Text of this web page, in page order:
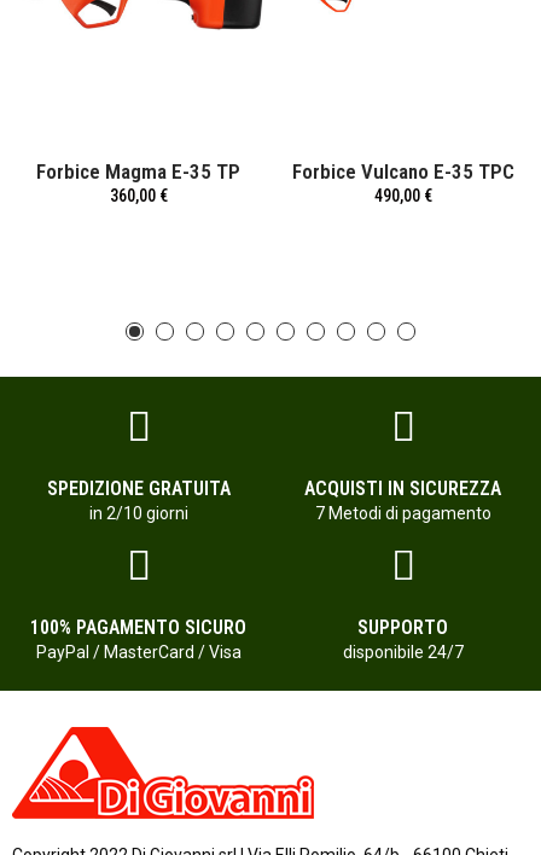
Forbice Magma E-35 TP
360,00 €
Forbice Vulcano E-35 TPC
490,00 €
SPEDIZIONE GRATUITA
in 2/10 giorni
ACQUISTI IN SICUREZZA
7 Metodi di pagamento
100% PAGAMENTO SICURO
PayPal / MasterCard / Visa
SUPPORTO
disponibile 24/7